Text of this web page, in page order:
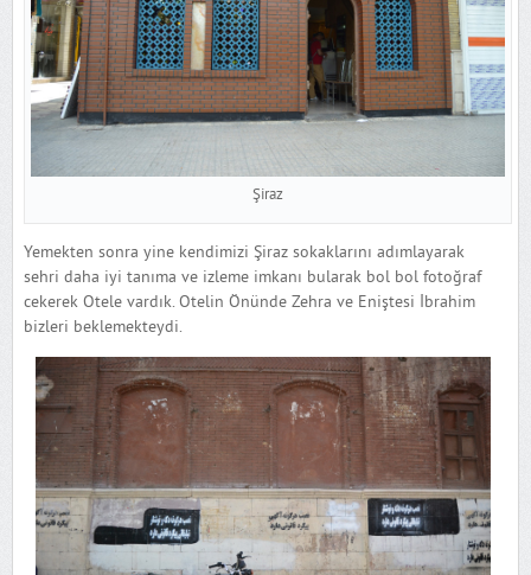
Şiraz
Yemekten sonra yine kendimizi Şiraz sokaklarını adımlayarak
sehri daha iyi tanıma ve izleme imkanı bularak bol bol fotoğraf
cekerek Otele vardık. Otelin Önünde Zehra ve Eniştesi İbrahim
bizleri beklemekteydi.